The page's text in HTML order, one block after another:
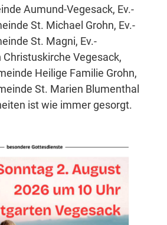
Aumund-Vegesack, Ev.-
St. Michael Grohn, Ev.-
St. Magni, Ev.-
Vegesack,
Heilige Familie Grohn,
St. Marien Blumenthal
ist wie immer gesorgt.